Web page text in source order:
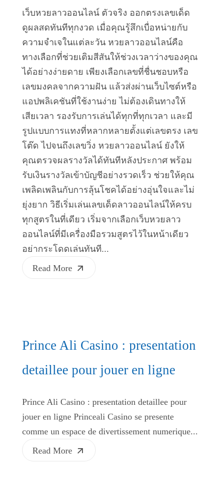
เว็บหวยลาวออนไลน์ ตัวจริง ออกตรงเลขเด็ด
ดูผลสดทันทีทุกงวด เมื่อคุณรู้สึกเบื่อหน่ายกับ
ความจำเจในแต่ละวัน หวยลาวออนไลน์คือ
ทางเลือกที่ช่วยเติมสีสันให้ช่วงเวลาว่างของคุณ
ได้อย่างง่ายดาย เพียงเลือกเลขที่ชื่นชอบหรือ
เลขมงคลจากความฝัน แล้วส่งผ่านเว็บไซต์หรือ
แอปพลิเคชันที่ใช้งานง่าย ไม่ต้องเดินทางให้
เสียเวลา รองรับการเล่นได้ทุกที่ทุกเวลา และมี
รูปแบบการแทงที่หลากหลายตั้งแต่เลขตรง เลข
โต๊ด ไปจนถึงเลขวิ่ง หวยลาวออนไลน์ ยังให้
คุณตรวจผลรางวัลได้ทันทีหลังประกาศ พร้อม
รับเงินรางวัลเข้าบัญชีอย่างรวดเร็ว ช่วยให้คุณ
เพลิดเพลินกับการลุ้นโชคได้อย่างอุ่นใจและไม่
ยุ่งยาก วิธีเริ่มเล่นเลขเด็ดลาวออนไลน์ให้ครบ
ทุกสูตรในที่เดียว เริ่มจากเลือกเว็บหวยลาว
ออนไลน์ที่มีเครื่องมือรวมสูตรไว้ในหน้าเดียว
อย่ากระโดดเล่นทันที...
Read More
Prince Ali Casino : presentation
detaillee pour jouer en ligne
Prince Ali Casino : presentation detaillee pour
jouer en ligne Princeali Casino se presente
comme un espace de divertissement numerique...
Read More